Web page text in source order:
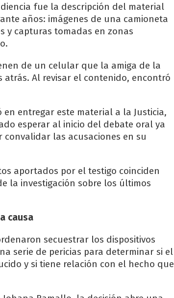
fue la descripción del material
años: imágenes de una camioneta
y capturas tomadas en zonas
de un celular que la amiga de la
Al revisar el contenido, encontró
entregar este material a la Justicia,
esperar al inicio del debate oral ya
las acusaciones en su
aportados por el testigo coinciden
la investigación sobre los últimos
causa
secuestrar los dispositivos
serie de pericias para determinar si el
y si tiene relación con el hecho que